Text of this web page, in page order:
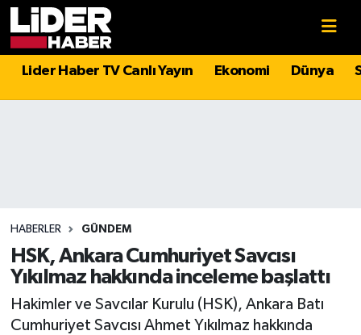
Lider Haber TV Canlı Yayın Ekonomi Dünya
HABERLER GÜNDEM
HSK, Ankara Cumhuriyet Savcısı
Yıkılmaz hakkında inceleme başlattı
Hakimler ve Savcılar Kurulu (HSK), Ankara Batı
Cumhuriyet Savcısı Ahmet Yıkılmaz hakkında
Politika
Magazin
Spor
Sağlık
Hava Durumu
Süper Lig Puan Durumu ve Fikstür
Tüm Manşetler
Son Dakika Haberleri